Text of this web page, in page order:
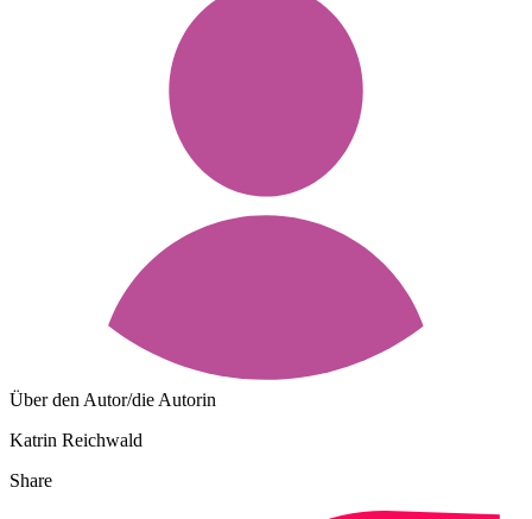
Über den Autor/die Autorin
Katrin Reichwald
Share